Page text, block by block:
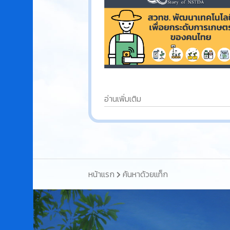
อ่านเพิ่มเติม
หน้าแรก ค้นหาด้วยแท็ก